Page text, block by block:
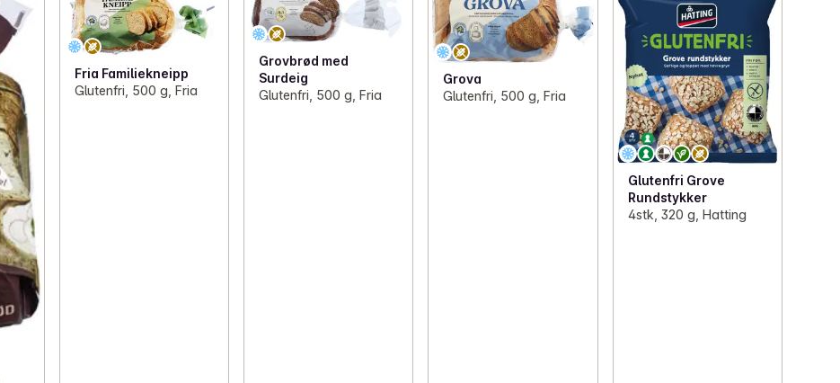
Fria Familiekneipp
Glutenfri, 500 g, Fria
Grovbrød med
Surdeig
Glutenfri, 500 g, Fria
Grova
Glutenfri, 500 g, Fria
Glutenfri Grove
Rundstykker
4stk, 320 g, Hatting